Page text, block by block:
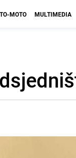
MOTO MULTIMEDIA